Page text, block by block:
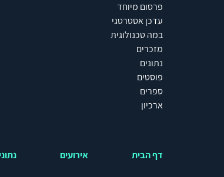
פרסום מיוחד
עדכן אסטרטגי
במה טכנולוגית
מזכרים
נתונים
פוסטים
ספרים
ארכיון
דף הבית אירועים